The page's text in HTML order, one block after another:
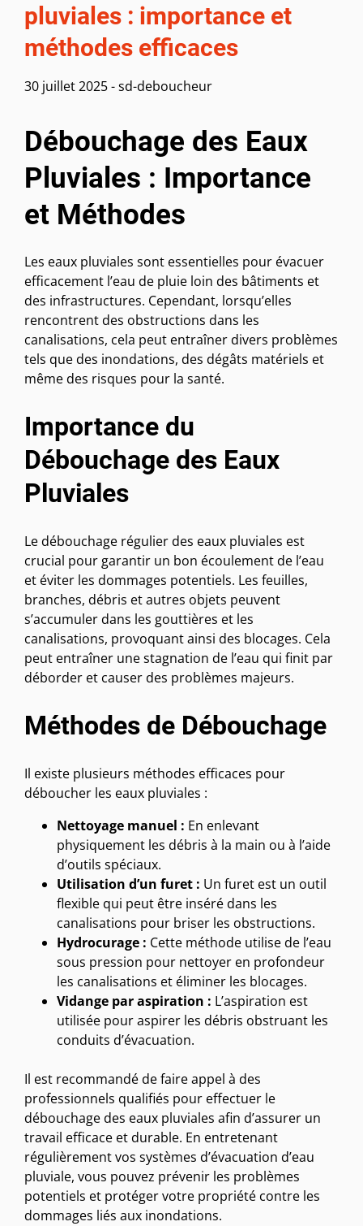
pluviales : importance et
méthodes efficaces
30 juillet 2025-sd-deboucheur
Débouchage des Eaux
Pluviales : Importance
et Méthodes
Les eaux pluviales sont essentielles pour évacuer
efficacement l’eau de pluie loin des bâtiments et
des infrastructures. Cependant, lorsqu’elles
rencontrent des obstructions dans les
canalisations, cela peut entraîner divers problèmes
tels que des inondations, des dégâts matériels et
même des risques pour la santé.
Importance du
Débouchage des Eaux
Pluviales
Le débouchage régulier des eaux pluviales est
crucial pour garantir un bon écoulement de l’eau
et éviter les dommages potentiels. Les feuilles,
branches, débris et autres objets peuvent
s’accumuler dans les gouttières et les
canalisations, provoquant ainsi des blocages. Cela
peut entraîner une stagnation de l’eau qui finit par
déborder et causer des problèmes majeurs.
Méthodes de Débouchage
Il existe plusieurs méthodes efficaces pour
déboucher les eaux pluviales :
Nettoyage manuel : En enlevant
physiquement les débris à la main ou à l’aide
d’outils spéciaux.
Utilisation d’un furet : Un furet est un outil
flexible qui peut être inséré dans les
canalisations pour briser les obstructions.
Hydrocurage : Cette méthode utilise de l’eau
sous pression pour nettoyer en profondeur
les canalisations et éliminer les blocages.
Vidange par aspiration : L’aspiration est
utilisée pour aspirer les débris obstruant les
conduits d’évacuation.
Il est recommandé de faire appel à des
professionnels qualifiés pour effectuer le
débouchage des eaux pluviales afin d’assurer un
travail efficace et durable. En entretenant
régulièrement vos systèmes d’évacuation d’eau
pluviale, vous pouvez prévenir les problèmes
potentiels et protéger votre propriété contre les
dommages liés aux inondations.